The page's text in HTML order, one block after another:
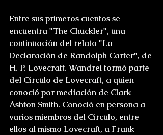
Entre sus primeros cuentos se
encuentra "The Chuckler", una
continuación del relato "La
Declaración de Randolph Carter", de
H. P. Lovecraft. Wandrei formó parte
del Círculo de Lovecraft, a quien
conoció por mediación de Clark
Ashton Smith. Conoció en persona a
varios miembros del Círculo, entre
ellos al mismo Lovecraft, a Frank